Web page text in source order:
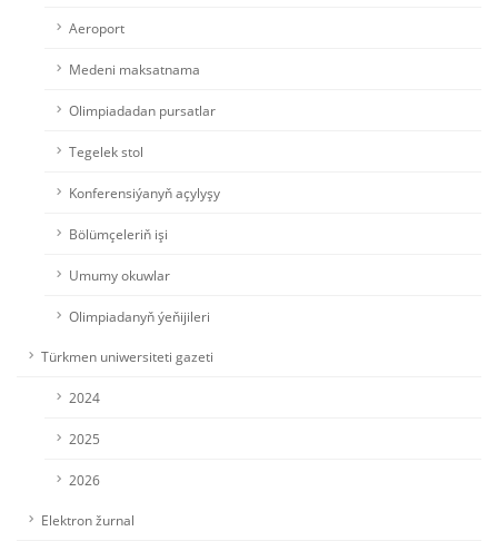
Aeroport
Medeni maksatnama
Olimpiadadan pursatlar
Tegelek stol
Konferensiýanyň açylyşy
Bölümçeleriň işi
Umumy okuwlar
Olimpiadanyň ýeňijileri
Türkmen uniwersiteti gazeti
2024
2025
2026
Elektron žurnal